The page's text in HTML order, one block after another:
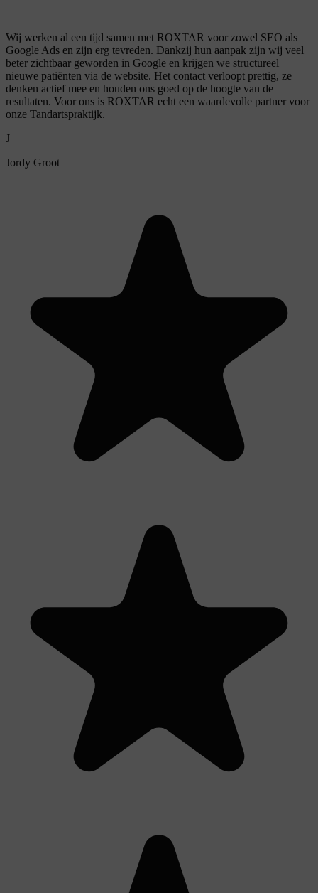
Wij werken al een tijd samen met ROXTAR voor zowel SEO als
Google Ads en zijn erg tevreden. Dankzij hun aanpak zijn wij veel
beter zichtbaar geworden in Google en krijgen we structureel
nieuwe patiënten via de website. Het contact verloopt prettig, ze
denken actief mee en houden ons goed op de hoogte van de
resultaten. Voor ons is ROXTAR echt een waardevolle partner voor
onze Tandartspraktijk.
J
Jordy Groot